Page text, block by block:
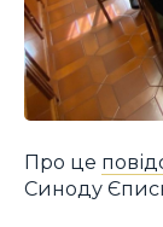
Про це
Синоду